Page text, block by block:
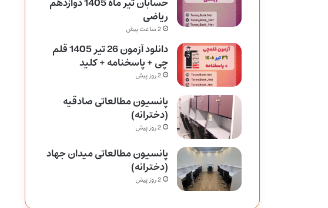
حسابان تیر ماه 1405 دوازدهم
ریاضی
2 ساعت پیش
دانلود آزمون 26 تیر 1405 قلم
چی + پاسخنامه + کلید
2 روز پیش
پانسیون مطالعاتی صادقیه
(دخترانه)
2 روز پیش
پانسیون مطالعاتی میدان جهاد
(دخترانه)
2 روز پیش